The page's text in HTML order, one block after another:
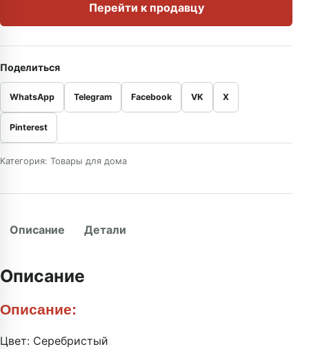
Перейти к продавцу
Поделиться
WhatsApp Telegram Facebook VK X
Pinterest
Категория: Товары для дома
Описание Детали
Описание
Описание:
Цвет: Серебристый